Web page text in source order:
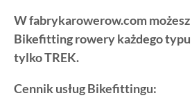
W fabrykarowerow.com
Bikefitting rowery każdego typu
tylko TREK.
Cennik usług Bikefittingu: